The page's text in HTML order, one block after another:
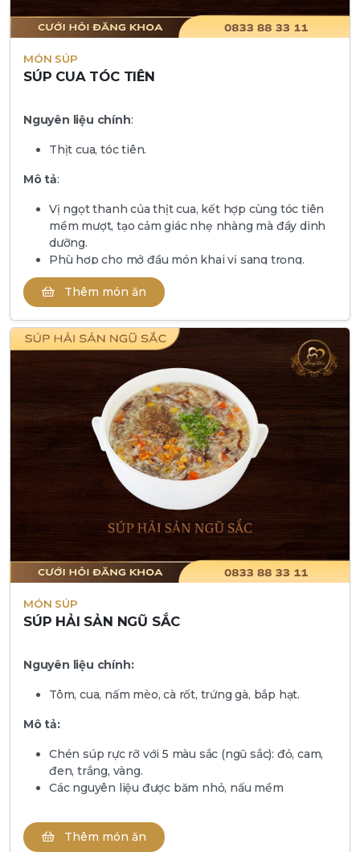
MÓN SÚP
SÚP CUA TÓC TIÊN
Nguyên liệu chính:
Thịt cua, tóc tiên.
Mô tả:
Vị ngọt thanh của thịt cua, kết hợp cùng tóc tiên
mềm mượt, tạo cảm giác nhẹ nhàng mà đầy dinh
dưỡng.
Phù hợp cho mở đầu món khai vị sang trọng.
Thêm món ăn
MÓN SÚP
SÚP HẢI SẢN NGŨ SẮC
Nguyên liệu chính:
Tôm, cua, nấm mèo, cà rốt, trứng gà, bắp hạt.
Mô tả:
Chén súp rực rỡ với 5 màu sắc (ngũ sắc): đỏ, cam,
đen, trắng, vàng.
Các nguyên liệu được băm nhỏ, nấu mềm
Thêm món ăn